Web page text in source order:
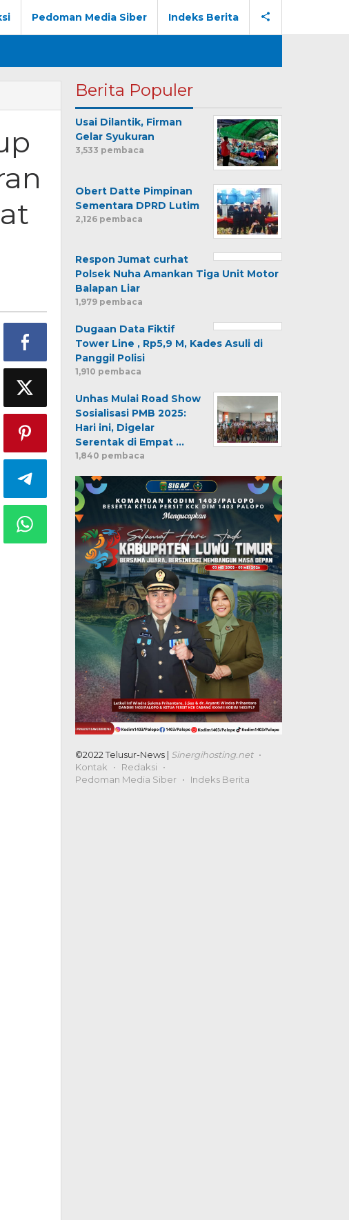
Pedoman Media Siber Indeks Berita
Berita Populer
Usai Dilantik, Firman
Gelar Syukuran
3,533 pembaca
Obert Datte Pimpinan
Sementara DPRD Lutim
2,126 pembaca
Respon Jumat curhat
Polsek Nuha Amankan Tiga Unit Motor
Balapan Liar
1,979 pembaca
Dugaan Data Fiktif
Tower Line , Rp5,9 M, Kades Asuli di
Panggil Polisi
1,910 pembaca
Unhas Mulai Road Show
Sosialisasi PMB 2025:
Hari ini, Digelar
Serentak di Empat …
1,840 pembaca
©2022 Telusur-News | Sinergihosting.net
Kontak
Redaksi
Pedoman Media Siber
Indeks Berita